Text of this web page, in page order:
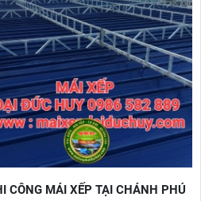
CÔNG MÁI XẾP TẠI CHÁNH PHÚ